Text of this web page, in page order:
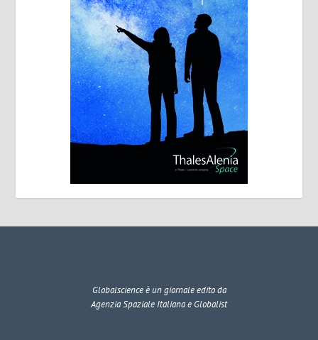
Globalscienceè un giornale edito da
Agenzia Spaziale Italiana e Globalist